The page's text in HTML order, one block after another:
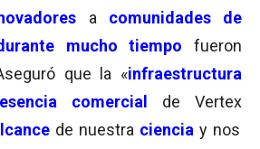
a comunidades de
mucho tiempofueron
que la «infraestructura
comercial
de Vertex
de nuestra ciencia y nos